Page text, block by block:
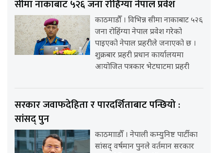
सीमा नाकाबाट ५२६ जना रोहिंग्या नेपाल प्रवेश
काठमाडौँ । विभिन्न सीमा नाकाबाट ५२६
जना रोहिंग्या नेपाल प्रवेश गरेको
पाइएको नेपाल प्रहरीले जनाएको छ ।
शुक्रबार प्रहरी प्रधान कार्यालयमा
आयोजित पत्रकार भेटघाटमा प्रहरी
सरकार जवाफदेहिता र पारदर्शिताबाट पन्छियो :
सांसद् पुन
काठमााडौँ । नेपाली कम्युनिष्ट पार्टीका
सांसद् वर्षमान पुनले वर्तमान सरकार